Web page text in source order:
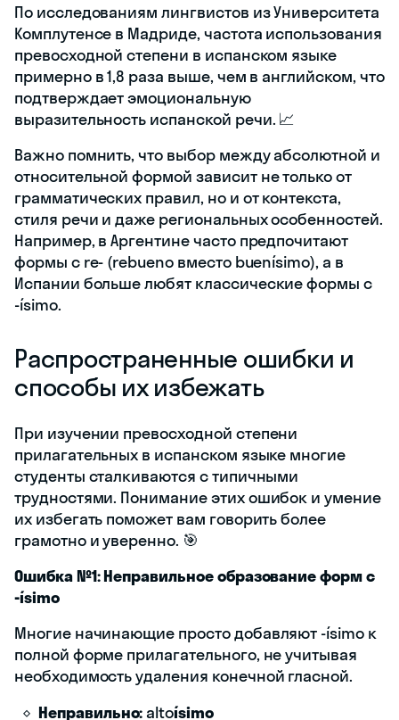
По исследованиям лингвистов из Университета
Комплутенсе в Мадриде, частота использования
превосходной степени в испанском языке
примерно в 1,8 раза выше, чем в английском, что
подтверждает эмоциональную
выразительность испанской речи. 📈
Важно помнить, что выбор между абсолютной и
относительной формой зависит не только от
грамматических правил, но и от контекста,
стиля речи и даже региональных особенностей.
Например, в Аргентине часто предпочитают
формы с re- (rebueno вместо buenísimo), а в
Испании больше любят классические формы с
-ísimo.
Распространенные ошибки и
способы их избежать
При изучении превосходной степени
прилагательных в испанском языке многие
студенты сталкиваются с типичными
трудностями. Понимание этих ошибок и умение
их избегать поможет вам говорить более
грамотно и уверенно. 🎯
Ошибка №1: Неправильное образование форм с
-ísimo
Многие начинающие просто добавляют -ísimo к
полной форме прилагательного, не учитывая
необходимость удаления конечной гласной.
Неправильно:altoísimo